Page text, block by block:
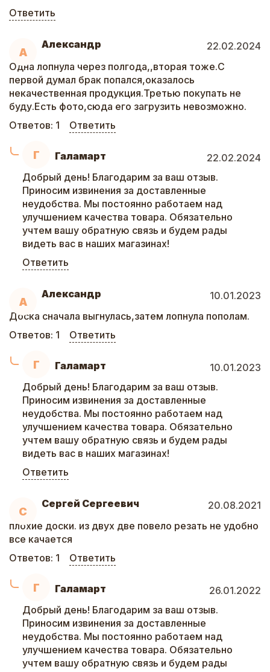
Ответить
А
Александр
22.02.2024
Одна лопнула через полгода,,вторая тоже.С
первой думал брак попался,оказалось
некачественная продукция.Третью покупать не
буду.Есть фото,сюда его загрузить невозможно.
Ответов: 1 Ответить
Г Галамарт
22.02.2024
Добрый день! Благодарим за ваш отзыв.
Приносим извинения за доставленные
неудобства. Мы постоянно работаем над
улучшением качества товара. Обязательно
учтем вашу обратную связь и будем рады
видеть вас в наших магазинах!
Ответить
А
Александр
10.01.2023
Доска сначала выгнулась,затем лопнула пополам.
Ответов: 1 Ответить
Г Галамарт
10.01.2023
Добрый день! Благодарим за ваш отзыв.
Приносим извинения за доставленные
неудобства. Мы постоянно работаем над
улучшением качества товара. Обязательно
учтем вашу обратную связь и будем рады
видеть вас в наших магазинах!
Ответить
С
Сергей Сергеевич
20.08.2021
плохие доски. из двух две повело резать не удобно
все качается
Ответов: 1 Ответить
Г Галамарт
26.01.2022
Добрый день! Благодарим за ваш отзыв.
Приносим извинения за доставленные
неудобства. Мы постоянно работаем над
улучшением качества товара. Обязательно
учтем вашу обратную связь и будем рады